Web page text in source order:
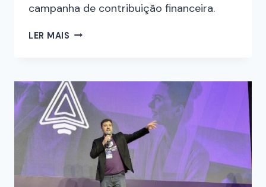
campanha de contribuição financeira.
LER MAIS